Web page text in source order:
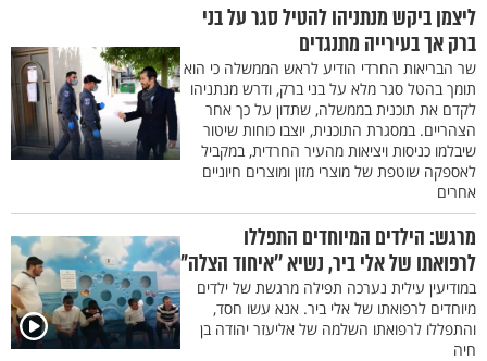
ליצמן ביקש מנתניהו להטיל סגר על בני
ברק אך בעירייה מתנגדים
שר הבריאות החרדי הודיע לראש הממשלה כי הוא
תומך בהטל סגר מלא על בני ברק, ודרש מנתניהו
לקדם את תוכנית בממשלה, שתדון על כך אחר
הצהריים. במסגרת התוכנית, יוצבו כוחות שיטור
שיבלמו כניסות ויציאות מהעיר החרדית, במקביל
לאספקה שוטפת של מוצרי מזון ומוצרים חיוניים
אחרים
מרגש: הילדים המיוחדים התפללו
לרפואתו של אלי ביר, נשיא ’’איחוד הצלה"
במודיעין עילית נערכה תפילה מרגשת של ילדים
מיוחדים לרפואתו של אלי ביר. אנא עשו חסד,
והתפללו לרפואתו השלמה של אליעזר יהודה בן
חיה